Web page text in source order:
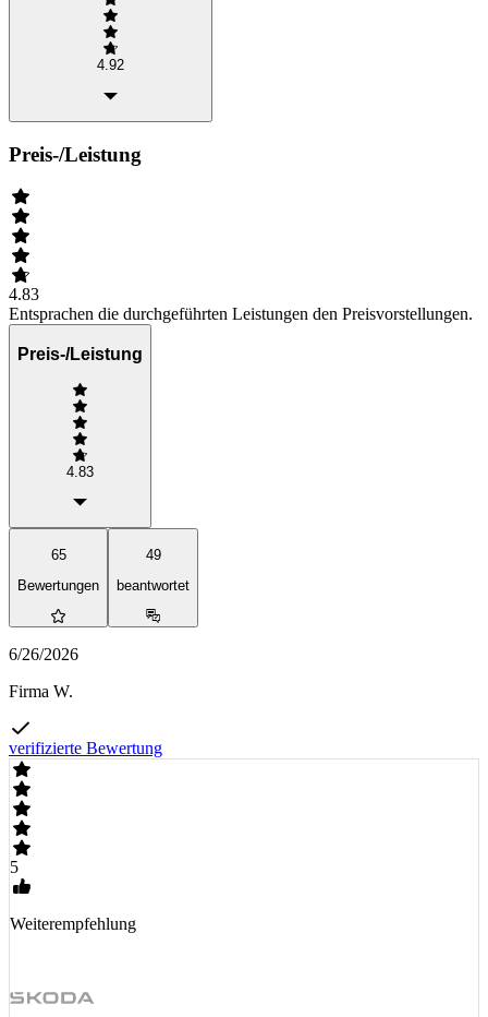
4.92
Preis-/Leistung
4.83
Entsprachen die durchgeführten Leistungen den Preisvorstellungen.
Preis-/Leistung
4.83
65
Bewertungen
49
beantwortet
6/26/2026
Firma W.
verifizierte Bewertung
5
Weiterempfehlung